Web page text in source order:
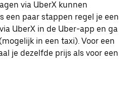
via UberX kunnen
een paar stappen regel je een
UberX in de Uber-app en ga
in een taxi). Voor een
je dezelfde prijs als voor een